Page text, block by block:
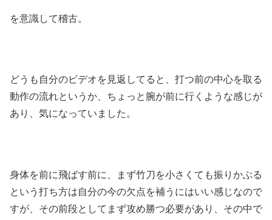
を意識して稽古。
どうも自分のビデオを見返してると、打つ前の中心を取る
動作の流れというか、ちょっと腕が前に行くような感じが
あり、気になっていました。
身体を前に飛ばす前に、まず竹刀を小さくても振りかぶる
という打ち方は自分の今の欠点を補うにはいい感じなので
すが、その前段としてまず攻め勝つ必要があり、その中で